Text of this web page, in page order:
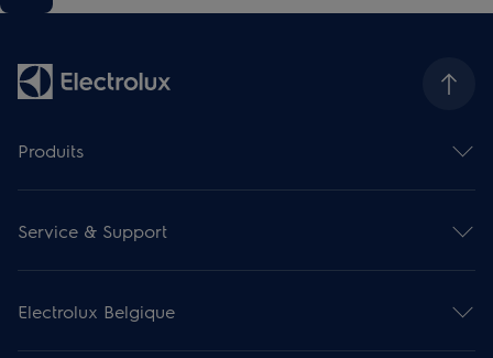
Produits
Hottes de cuisine
Cuisinières
Taques de cuisson
Fours micro-ondes
Service & Support
Enregistrer votre produit
Réserver une réparation
Les garanties Electrolux
Electrolux Belgique